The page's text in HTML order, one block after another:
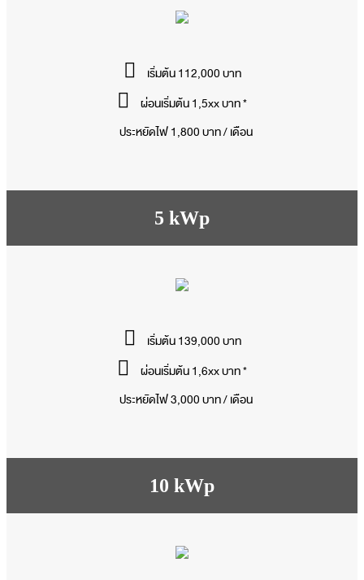
เริ่มต้น 112,000 บาท
ผ่อนเริ่มต้น 1,5xx บาท *
ประหยัดไฟ 1,800 บาท / เดือน
5 kWp
เริ่มต้น 139,000 บาท
ผ่อนเริ่มต้น 1,6xx บาท *
ประหยัดไฟ 3,000 บาท / เดือน
10 kWp